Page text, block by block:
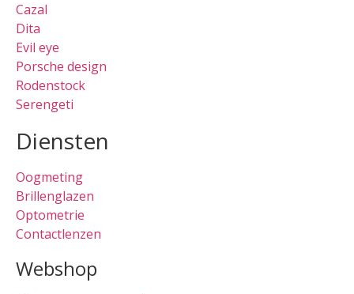
Cazal
Dita
Evil eye
Porsche design
Rodenstock
Serengeti
Diensten
Oogmeting
Brillenglazen
Optometrie
Contactlenzen
Webshop